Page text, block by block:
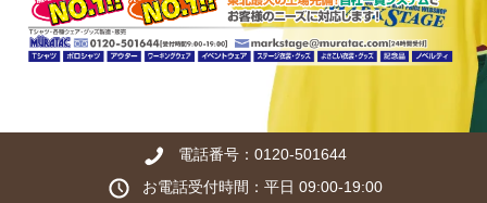
電話番号：0120-501644
お電話受付時間：平日 09:00-19:00